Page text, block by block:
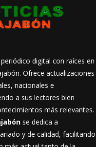
digital con raíces en
Ofrece actualizaciones
nacionales e
a sus lectores bien
más relevantes.
se dedica a
y de calidad, facilitando